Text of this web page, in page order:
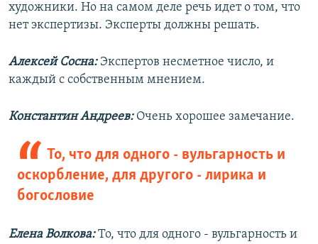
художники. Но на самом деле речь идет о том, что
нет экспертизы. Эксперты должны решать.
Алексей Сосна: Экспертов несметное число, и
каждый с собственным мнением.
Константин Андреев: Очень хорошее замечание.
То, что для одного - вульгарность и
оскорбление, для другого - лирика и
богословие
Елена Волкова:То, что для одного - вульгарность и